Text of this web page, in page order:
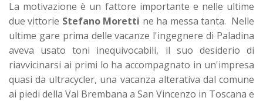
La motivazione è un fattore importante e nelle ultime
due vittorie Stefano Moretti ne ha messa tanta. Nelle
ultime gare prima delle vacanze l'ingegnere di Paladina
aveva usato toni inequivocabili, il suo desiderio di
riavvicinarsi ai primi lo ha accompagnato in un'impresa
quasi da ultracycler, una vacanza alterativa dal comune
ai piedi della Val Brembana a San Vincenzo in Toscana e